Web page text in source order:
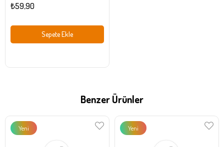
₺59,90
Sepete Ekle
Benzer Ürünler
Yeni
Yeni